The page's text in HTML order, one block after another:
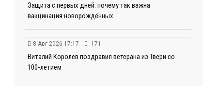
Защита с первых дней: почему так важна
вакцинация новорождённых
8 Авг 2026 17:17 171
Виталий Королев поздравил ветерана из Твери со
100-летием